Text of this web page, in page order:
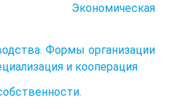
Экономическая
Формы организации
и кооперация